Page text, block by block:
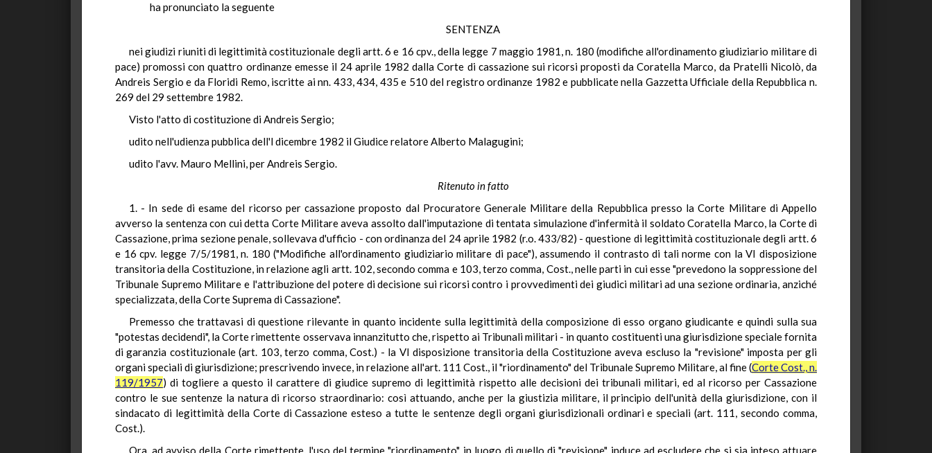
ha pronunciato la seguente
SENTENZA
nei giudizi riuniti di legittimità costituzionale degli artt. 6 e 16 cpv., della legge 7 maggio 1981, n. 180 (modifiche all'ordinamento giudiziario militare di
pace) promossi con quattro ordinanze emesse il 24 aprile 1982 dalla Corte di cassazione sui ricorsi proposti da Coratella Marco, da Pratelli Nicolò, da
Andreis Sergio e da Floridi Remo, iscritte ai nn. 433, 434, 435 e 510 del registro ordinanze 1982 e pubblicate nella Gazzetta Ufficiale della Repubblica n.
269 del 29 settembre 1982.
Visto l'atto di costituzione di Andreis Sergio;
udito nell'udienza pubblica dell'l dicembre 1982 il Giudice relatore Alberto Malagugini;
udito l'avv. Mauro Mellini, per Andreis Sergio.
Ritenuto in fatto
1. - In sede di esame del ricorso per cassazione proposto dal Procuratore Generale Militare della Repubblica presso la Corte Militare di Appello
avverso la sentenza con cui detta Corte Militare aveva assolto dall'imputazione di tentata simulazione d'infermità il soldato Coratella Marco, la Corte di
Cassazione, prima sezione penale, sollevava d'ufficio - con ordinanza del 24 aprile 1982 (r.o. 433/82) - questione di legittimità costituzionale degli artt. 6
e 16 cpv. legge 7/5/1981, n. 180 ("Modifiche all'ordinamento giudiziario militare di pace"), assumendo il contrasto di tali norme con la VI disposizione
transitoria della Costituzione, in relazione agli artt. 102, secondo comma e 103, terzo comma, Cost., nelle parti in cui esse "prevedono la soppressione del
Tribunale Supremo Militare e l'attribuzione del potere di decisione sui ricorsi contro i provvedimenti dei giudici militari ad una sezione ordinaria, anziché
specializzata, della Corte Suprema di Cassazione".
Premesso che trattavasi di questione rilevante in quanto incidente sulla legittimità della composizione di esso organo giudicante e quindi sulla sua
"potestas decidendi", la Corte rimettente osservava innanzitutto che, rispetto ai Tribunali militari - in quanto costituenti una giurisdizione speciale fornita
di garanzia costituzionale (art. 103, terzo comma, Cost.) - la VI disposizione transitoria della Costituzione aveva escluso la "revisione" imposta per gli
organi speciali di giurisdizione; prescrivendo invece, in relazione all'art. 111 Cost., il "riordinamento" del Tribunale Supremo Militare, al fine (Corte Cost., n.
119/1957) di togliere a questo il carattere di giudice supremo di legittimità rispetto alle decisioni dei tribunali militari, ed al ricorso per Cassazione
contro le sue sentenze la natura di ricorso straordinario: così attuando, anche per la giustizia militare, il principio dell'unità della giurisdizione, con il
sindacato di legittimità della Corte di Cassazione esteso a tutte le sentenze degli organi giurisdizionali ordinari e speciali (art. 111, secondo comma,
Cost.).
Ora, ad avviso della Corte rimettente, l'uso del termine "riordinamento", in luogo di quello di "revisione", induce ad escludere che si sia inteso attuare